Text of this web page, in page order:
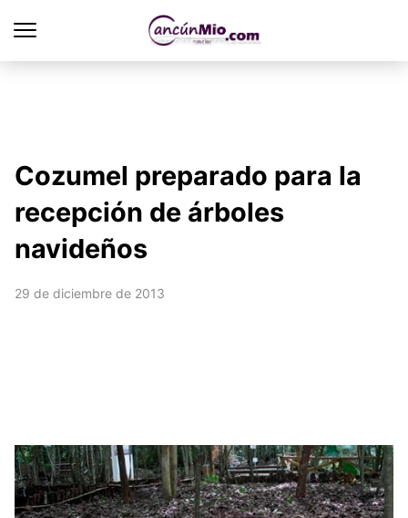
Cozumel preparado para la
recepción de árboles
navideños
29 de diciembre de 2013